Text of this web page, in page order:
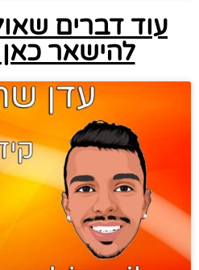
עוד דברים
להישאר